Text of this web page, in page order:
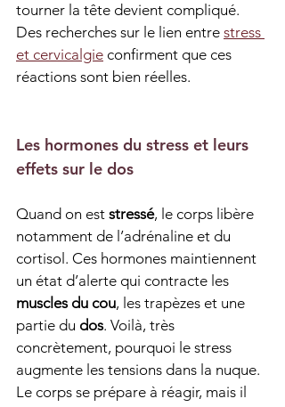
tourner la tête devient compliqué.
Des recherches sur le lien entre stress
et cervicalgie confirment que ces
réactions sont bien réelles.
Les hormones du stress et leurs
effets sur le dos
Quand on est stressé, le corps libère
notamment de l’adrénaline et du
cortisol. Ces hormones maintiennent
un état d’alerte qui contracte les
muscles du cou, les trapèzes et une
partie du dos. Voilà, très
concrètement, pourquoi le stress
augmente les tensions dans la nuque.
Le corps se prépare à réagir, mais il